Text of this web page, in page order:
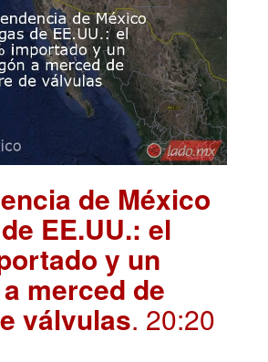
de México
EE.UU.: el
y un
merced de
válvulas. 20:20